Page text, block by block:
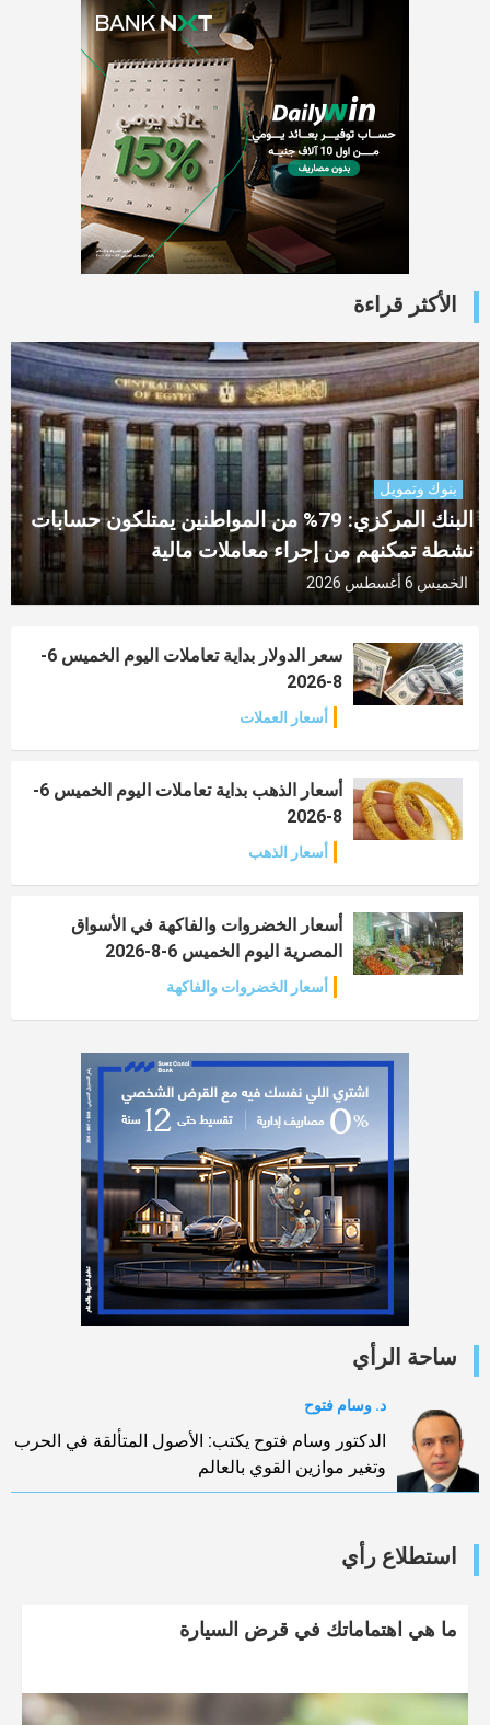
الأكثر قراءة
بنوك وتمويل
البنك المركزي: 79% من المواطنين يمتلكون حسابات
نشطة تمكنهم من إجراء معاملات مالية
الخميس 6 أغسطس 2026
سعر الدولار بداية تعاملات اليوم الخميس 6-
8-2026
أسعار العملات
أسعار الذهب بداية تعاملات اليوم الخميس 6-
8-2026
أسعار الذهب
أسعار الخضروات والفاكهة في الأسواق
المصرية اليوم الخميس 6-8-2026
أسعار الخضروات والفاكهة
ساحة الرأي
د. وسام فتوح
الدكتور وسام فتوح يكتب: الأصول المتألقة في الحرب
وتغير موازين القوي بالعالم
استطلاع رأي
ما هي اهتماماتك في قرض السيارة